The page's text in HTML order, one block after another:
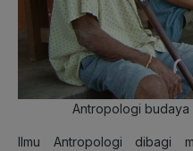
Antropologi budaya
Ilmu Antropologi dibagi